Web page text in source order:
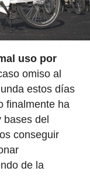
uso por
omiso al
estos días
finalmente ha
del
conseguir
de la